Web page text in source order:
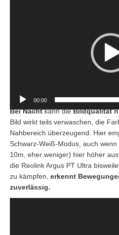
00:00
Bei Nachtkann dieBildqualität
Bild wirkt teils verwaschen, die
Nahbereich überzeugend. Hier
Schwarz-Weiß-Modus, auch
10m, eher weniger) hier höher
die Reolink Argus PT Ultra
zu kämpfen, erkennt
zuverlässig.